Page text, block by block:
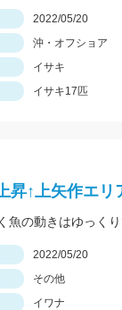
2022/05/20
沖・オフショア
イサキ
イサキ17匹
昇↑上矢作エリ
2022/05/20
その他
イワナ